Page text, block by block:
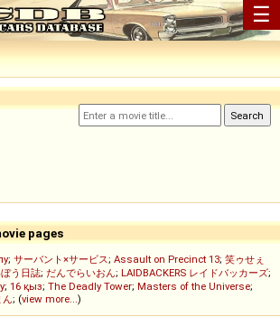
☰
pages
; サーバント×サービス; Assault on Precinct 13; 笑ゥせぇ
う日誌; だんでらいおん; LAIDBACKERS レイドバッカーズ;
; 16 қыз; The Deadly Tower; Masters of the Universe;
ん; (view more...)